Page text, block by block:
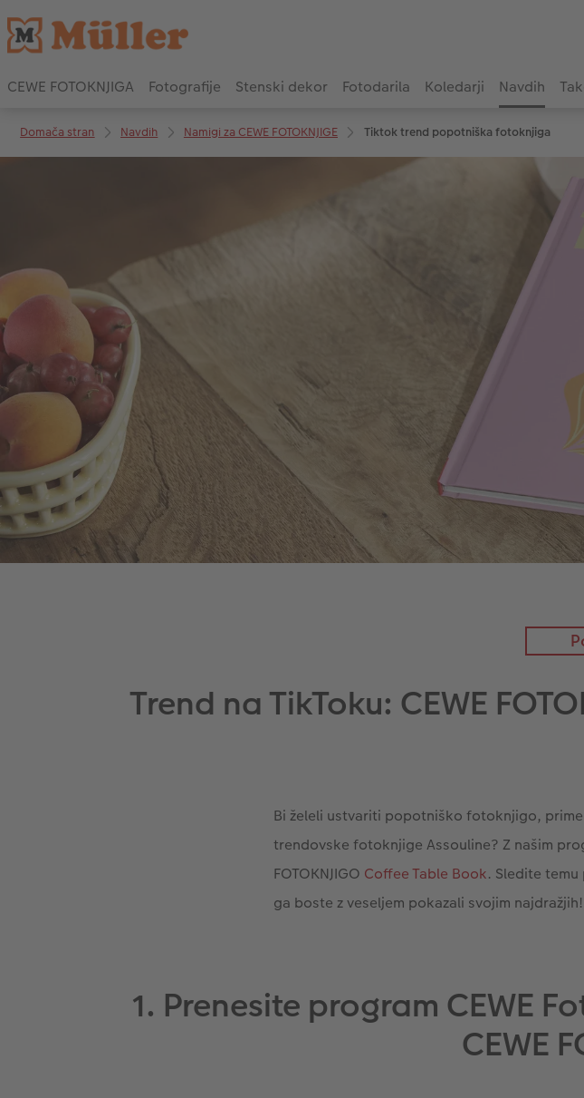
CEWE FOTOKNJIGA Fotografije Stenski dekor Fotodarila Koledarji Navdih
Domača stran Navdih Namigi za CEWE FOTOKNJIGE Tiktok trend popotniška fotoknjiga
Trend na TikToku: CEWE
Bi želeli ustvariti popotniško fotoknjigo,
trendovske fotoknjige Assouline? Z našim
FOTOKNJIGO Coffee Table Book. Sledite
ga boste z veseljem pokazali svojim najdražjih!
1. Prenesite program CEWE
CEWE